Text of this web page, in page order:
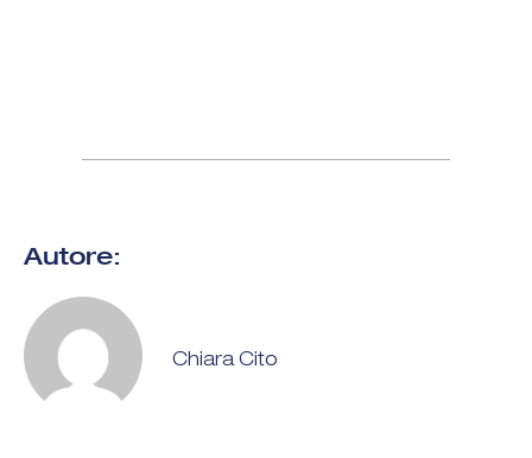
Autore:
Chiara Cito